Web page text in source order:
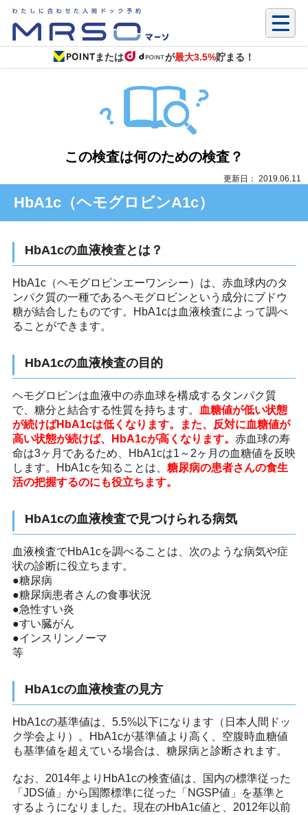
または が最大3.5%貯まる！
この検査は何のための検査？
更新日： 2019.06.11
HbA1c（ヘモグロビンA1c）
HbA1cの血液検査とは？
HbA1c（ヘモグロビンエーワンシー）は、赤血球内のタ
ンパク質の一種であるヘモグロビンという成分にブドウ
糖が結合したものです。HbA1cは血液検査によって調べ
ることができます。
HbA1cの血液検査の目的
ヘモグロビンは血液中の赤血球を構成するタンパク質
で、糖分と結合する性質を持ちます。
血糖値が低い状態
が続けばHbA1cは低くなります。また、反対に血糖値が
高い状態が続けば、HbA1cが高くなります。 赤血球の寿
命は3ヶ月であるため、HbA1cは1～2ヶ月の血糖値を反映
します。HbA1cを知ることは、 糖尿病の患者さんの食生
活の把握するのにも役立ちます。
HbA1cの血液検査で見つけられる病気
血液検査でHbA1cを調べることは、次のような病気や症
状の診断に役立ちます。
●糖尿病
●糖尿病患者さんの食事状況
●急性すい炎
●すい臓がん
●インスリンノーマ
等
HbA1cの血液検査の見方
HbA1cの基準値は、5.5%以下になります（日本人間ドッ
ク学会より）。HbA1cが基準値より高く、空腹時血糖値
も基準値を超えている場合は、糖尿病と診断されます。
なお、2014年よりHbA1cの検査値は、国内の標準従った
「JDS値」から国際標準に従った「NGSP値」を基準と
するようになりました。現在のHbA1c値と、2012年以前